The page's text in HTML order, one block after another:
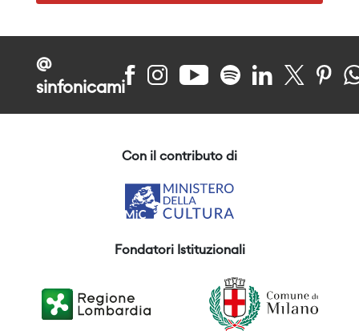
@
sinfonicami
Con il contributo di
Fondatori Istituzionali